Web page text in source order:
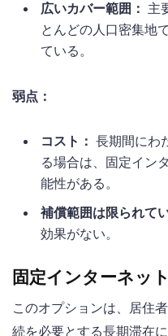
広いカバー範囲：
主
とんどの人口密集地
ている。
弱点：
コスト： 長期間にわ
る場合は、固定イン
能性がある。
補償範囲は限られて
効果がない。
固定インターネット
このオプションは、居住
続を必要とする長期滞在に